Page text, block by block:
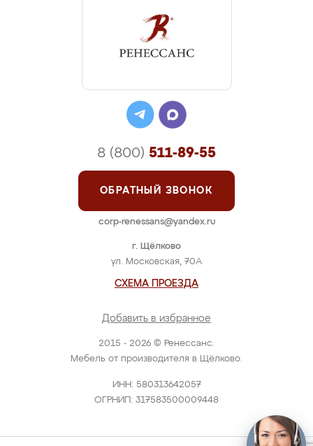
2015 - 2026 © Ренессанс.
Мебель от производителя в Щёлково.
ИНН: 580313642057
ОГРНИП: 317583500009448
г. Щёлково
ул. Московская, 70А
СХЕМА ПРОЕЗДА
Добавить в избранное
8 (800) 511-89-55
ОБРАТНЫЙ ЗВОНОК
corp-renessans@yandex.ru